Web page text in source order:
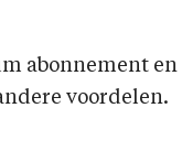
abonnement
voordelen.